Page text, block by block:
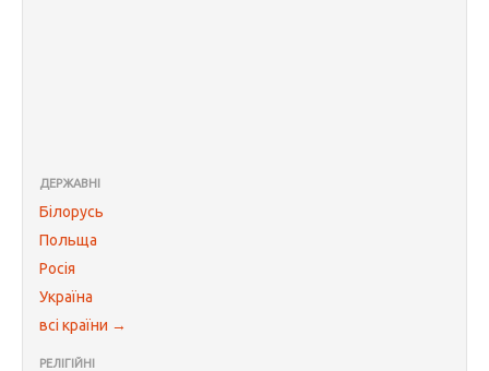
ДЕРЖАВНІ
Білорусь
Польща
Росія
Україна
всі країни →
РЕЛІГІЙНІ